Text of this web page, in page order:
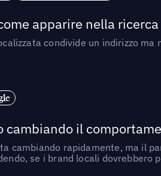
apparire nella
condivide un indirizzo
cambiando il
cambiando rapidamente, ma il
se i brand locali dovrebbero